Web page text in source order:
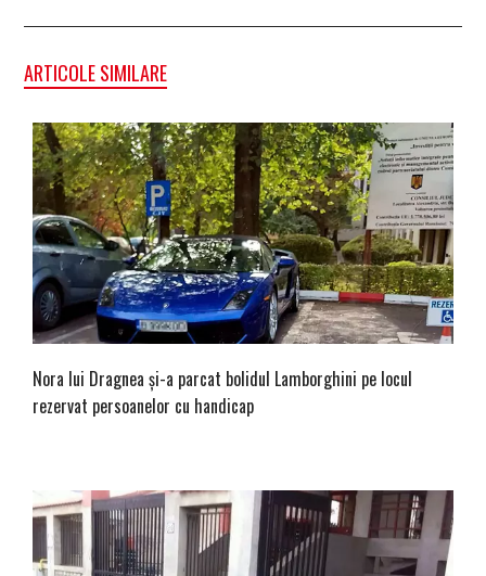
ARTICOLE SIMILARE
Nora lui Dragnea și-a parcat bolidul Lamborghini pe locul
rezervat persoanelor cu handicap